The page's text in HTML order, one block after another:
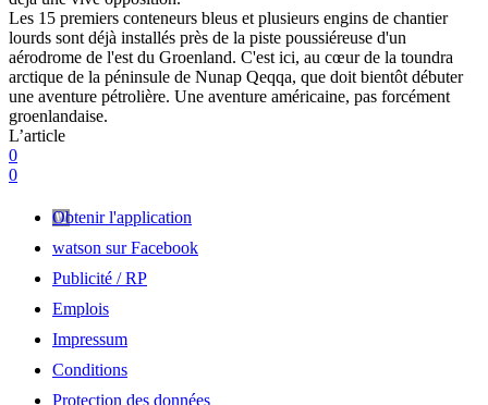
Les 15 premiers conteneurs bleus et plusieurs engins de chantier
lourds sont déjà installés près de la piste poussiéreuse d'un
aérodrome de l'est du Groenland. C'est ici, au cœur de la toundra
arctique de la péninsule de Nunap Qeqqa, que doit bientôt débuter
une aventure pétrolière. Une aventure américaine, pas forcément
groenlandaise.
L’article
0
0
Obtenir l'application
watson sur Facebook
Publicité / RP
Emplois
Impressum
Conditions
Protection des données